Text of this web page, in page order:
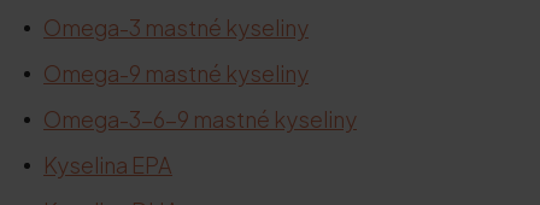
Omega-3 mastné kyseliny
Omega-9 mastné kyseliny
Omega-3-6-9 mastné kyseliny
Kyselina EPA